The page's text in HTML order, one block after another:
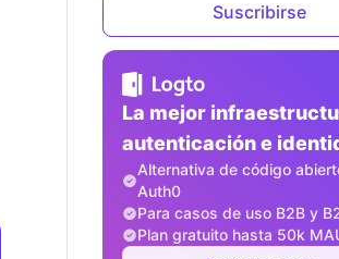
Suscribirse
La mejor
autenticación e
Alternativa de código
Auth0
Para casos de uso B2B y
Plan gratuito hasta 50k